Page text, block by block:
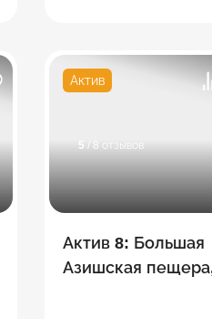
Актив
5 / 8 отзывов
Актив 8: Большая
Азишская